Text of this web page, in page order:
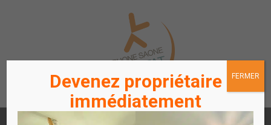
Devenez propriétaire
immédiatement
FERMER